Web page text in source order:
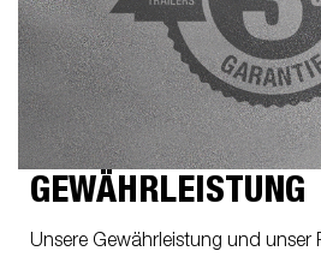
GEWÄHRLEISTUNG
Unsere Gewährleistung und unser